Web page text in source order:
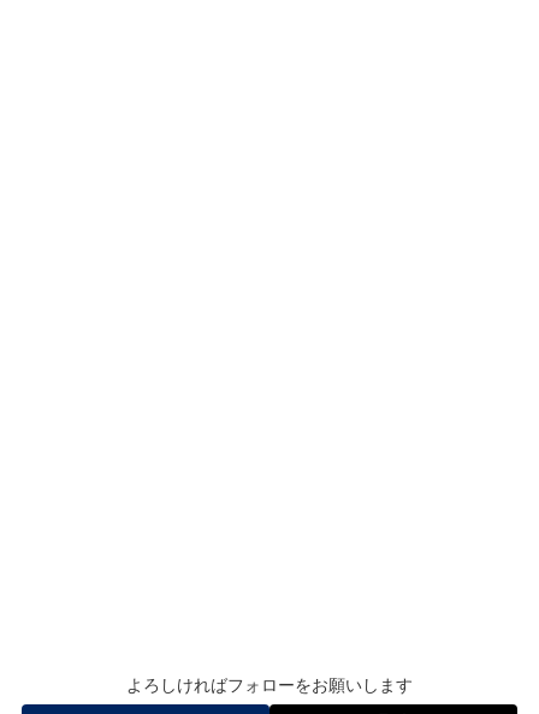
よろしければフォローをお願いします